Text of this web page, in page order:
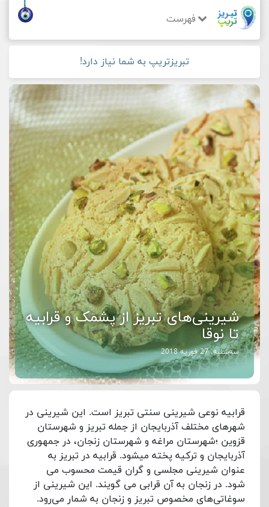
فهرست
تبریزتریپ به شما نیاز دارد!
شیرینی‌های تبریز از پشمک و قرابیه
تا نوقا
سه‌شنبه، 27 فوریه 2018
قرابیه نوعی شیرینی سنتی تبریز است. این شیرینی در
شهرهای مختلف آذربایجان از جمله تبریز و شهرستان
قزوین ؛شهرستان مراغه و شهرستان زنجان، در جمهوری
آذربایجان و ترکیه پخته میشود. قرابیه در تبریز به
عنوان شیرینی مجلسی و گران قیمت محسوب می
شود. در زنجان به آن قرابی می گویند. این شیرینی از
سوغاتی‌های مخصوص تبریز و زنجان به شمار می‌رود.